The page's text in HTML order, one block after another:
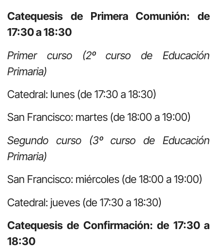
Catequesis de Primera Comunión: de
17:30 a 18:30
Primer curso (2º curso de Educación
Primaria)
Catedral: lunes (de 17:30 a 18:30)
San Francisco: martes (de 18:00 a 19:00)
Segundo curso (3º curso de Educación
Primaria)
San Francisco: miércoles (de 18:00 a 19:00)
Catedral: jueves (de 17:30 a 18:30)
Catequesis de Confirmación: de 17:30 a
18:30